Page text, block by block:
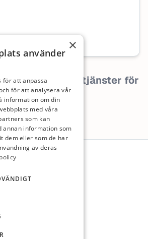
har inga lediga tjänster för
×
använder
för att anpassa
för att analysera vår
information om din
med våra
som kan
annan information som
dem eller som de har
av deras